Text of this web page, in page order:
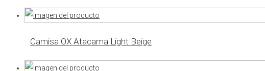
Camisa OX Atacama Light Beige